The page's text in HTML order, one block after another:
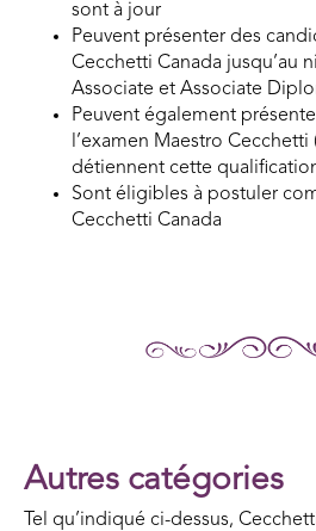
sont à jour
Peuvent présenter des
Cecchetti Canada jusqu’au
Associate et Associate
Peuvent également
l’examen Maestro Cecchetti
détiennent cette
Sont éligibles à postuler
Cecchetti Canada
Autres catégories
Tel qu’indiqué ci-dessus,